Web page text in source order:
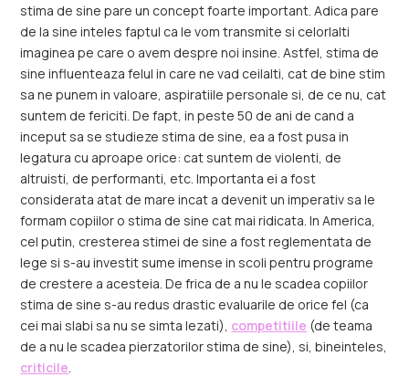
stima de sine pare un concept foarte important. Adica pare
de la sine inteles faptul ca le vom transmite si celorlalti
imaginea pe care o avem despre noi insine. Astfel, stima de
sine influenteaza felul in care ne vad ceilalti, cat de bine stim
sa ne punem in valoare, aspiratiile personale si, de ce nu, cat
suntem de fericiti. De fapt, in peste 50 de ani de cand a
inceput sa se studieze stima de sine, ea a fost pusa in
legatura cu aproape orice: cat suntem de violenti, de
altruisti, de performanti, etc. Importanta ei a fost
considerata atat de mare incat a devenit un imperativ sa le
formam copiilor o stima de sine cat mai ridicata. In America,
cel putin, cresterea stimei de sine a fost reglementata de
lege si s-au investit sume imense in scoli pentru programe
de crestere a acesteia. De frica de a nu le scadea copiilor
stima de sine s-au redus drastic evaluarile de orice fel (ca
cei mai slabi sa nu se simta lezati), competitiile (de teama
de a nu le scadea pierzatorilor stima de sine), si, bineinteles,
criticile.